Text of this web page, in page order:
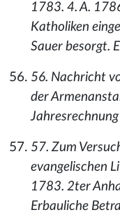
1783. 4. A.
Katholiken
Sauer besorgt.
56. Nachricht
der
57. Zum
evangelischen
1783. 2ter
Erbauliche